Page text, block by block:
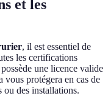
et les
, il est essentiel de
les certifications
une licence valide
vous protégera en cas de
ou des installations.